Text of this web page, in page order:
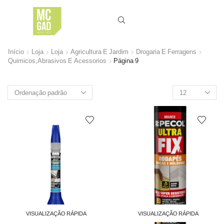
Início Loja Loja Agricultura E Jardim
Drogaria E Ferragens
Quimicos,Abrasivos E Acessorios
Página 9
Produtos
por
página
VISUALIZAÇÃO RÁPIDA VISUALIZAÇÃO RÁPIDA